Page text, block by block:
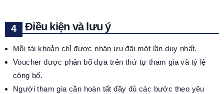
Điều kiện và lưu ý
Mỗi tài khoản chỉ được nhận ưu đãi một lần duy nhất.
Voucher được phân bổ dựa trên thứ tự tham gia và tỷ lệ
công bố.
Người tham gia cần hoàn tất đầy đủ các bước theo yêu